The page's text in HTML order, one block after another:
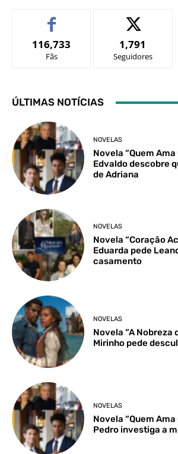
116,733
Fãs
1,791
Seguidores
ÚLTIMAS NOTÍCIAS
NOVELAS
Novela “Quem Ama
Edvaldo descobre
de Adriana
NOVELAS
Novela “Coração
Eduarda pede
casamento
NOVELAS
Novela “A Nobreza
Mirinho pede
NOVELAS
Novela “Quem Ama
Pedro investiga a